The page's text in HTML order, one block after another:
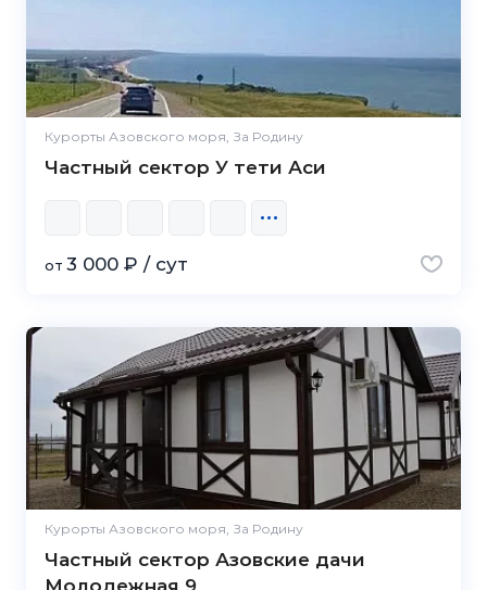
Курорты Азовского моря, За Родину
Частный сектор У тети Аси
от 3 000 ₽ / сут
Курорты Азовского моря, За Родину
Частный сектор Азовские дачи
Молодежная 9